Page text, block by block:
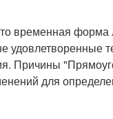
временная форма
удовлетворенные
Причины
для